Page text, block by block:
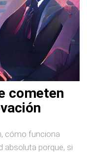
cometen
cómo funciona
absoluta porque, si